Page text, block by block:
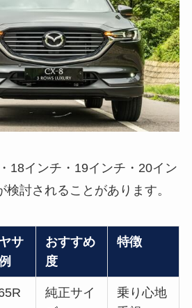
18インチ・19インチ・20イン
討されることがあります。
サ
おすすめ
度
特徴
純正サイ
乗り心地